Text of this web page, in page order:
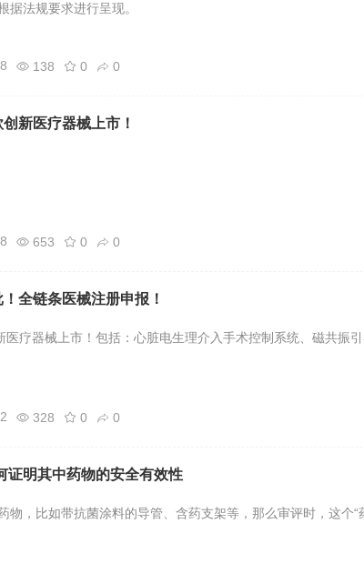
据法规要求进行呈现。
138 0 0
新医疗器械上市！
653 0 0
全链条医械注册申报！
疗器械上市！包括：心脏电生理介入手术控制系统、磁共振
328 0 0
证明其中药物的安全有效性
，比如带抗菌涂料的导管、含药支架等，那么审评时，这个“